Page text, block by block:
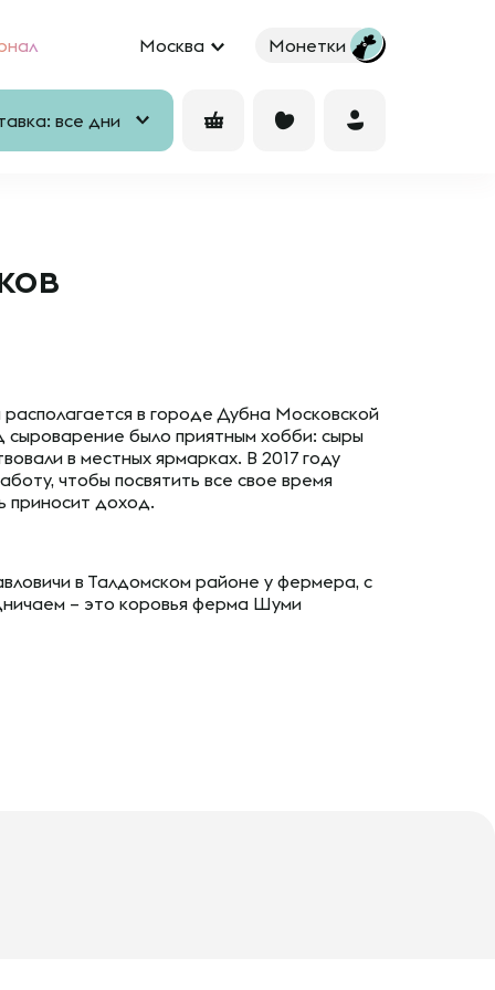
Москва Монетки
все дни
в городе Дубна Московской
сыроварение было приятным хобби: сыры
в местных ярмарках. В 2017 году
чтобы посвятить все свое время
приносит доход.
в Талдомском районе у фермера, с
– это коровья ферма Шуми